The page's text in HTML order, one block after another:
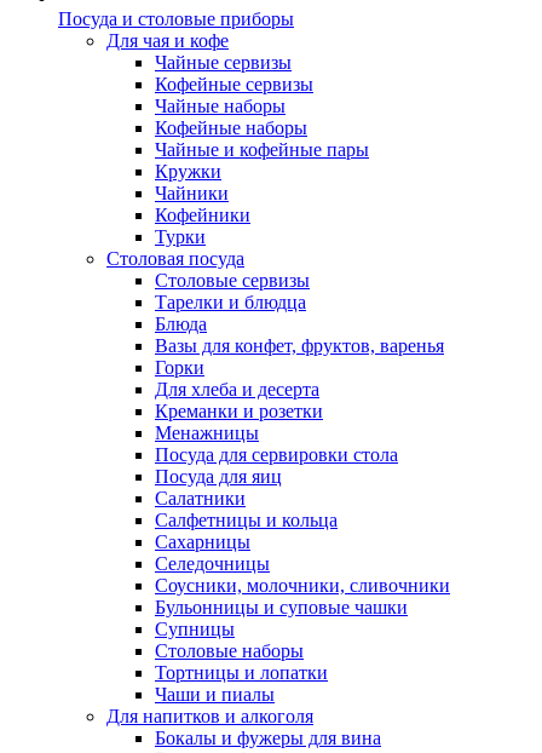
Посуда и столовые приборы
Для чая и кофе
Чайные сервизы
Кофейные сервизы
Чайные наборы
Кофейные наборы
Чайные и кофейные пары
Кружки
Чайники
Кофейники
Турки
Столовая посуда
Столовые сервизы
Тарелки и блюдца
Блюда
Вазы для конфет, фруктов, варенья
Горки
Для хлеба и десерта
Креманки и розетки
Менажницы
Посуда для сервировки стола
Посуда для яиц
Салатники
Салфетницы и кольца
Сахарницы
Селедочницы
Соусники, молочники, сливочники
Бульонницы и суповые чашки
Супницы
Столовые наборы
Тортницы и лопатки
Чаши и пиалы
Для напитков и алкоголя
Бокалы и фужеры для вина